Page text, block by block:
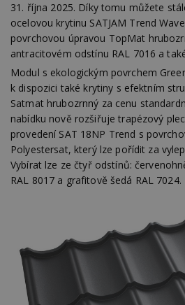
31. října 2025. Díky tomu můžete
ocelovou krytinu SATJAM Trend
povrchovou úpravou TopMat
antracitovém odstínu RAL 7016 a
Modul s ekologickým povrchem
k dispozici také krytiny s efektním
Satmat hrubozrnný za cenu
nabídku nově rozšiřuje trapézový
provedení SAT 18NP Trend s
Polyestersat, který lze pořídit za
Vybírat lze ze čtyř odstínů:
RAL 8017 a grafitově šedá RAL 7024.